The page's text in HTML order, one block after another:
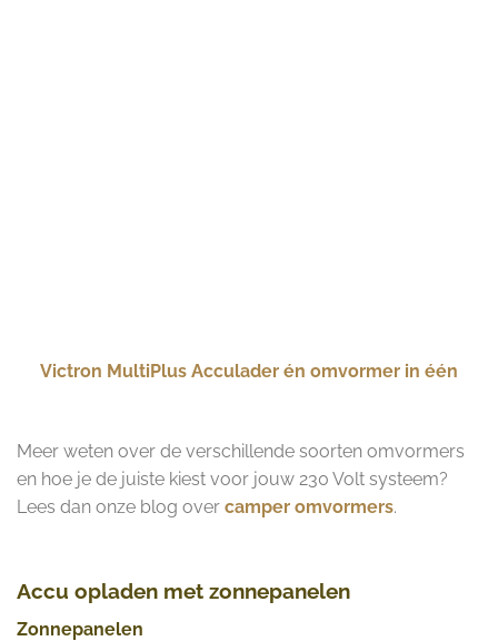
Victron MultiPlus Acculader én omvormer in één
Meer weten over de verschillende soorten omvormers
en hoe je de juiste kiest voor jouw 230 Volt systeem?
Lees dan onze blog over camper omvormers.
Accu opladen met zonnepanelen
Zonnepanelen